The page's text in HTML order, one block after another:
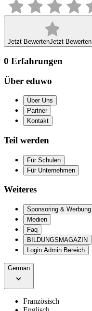
Jetzt BewertenJetzt Bewerten
0 Erfahrungen
Über eduwo
Über Uns
Partner
Kontakt
Teil werden
Für Schulen
Für Unternehmen
Weiteres
Sponsoring & Werbung
Medien
Faq
BILDUNGSMAGAZIN
Login Admin Bereich
German
Französisch